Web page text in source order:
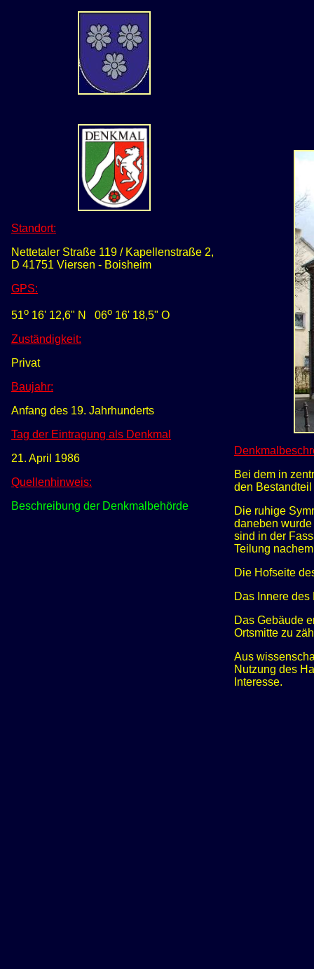
Standort:
Nettetaler Straße 119 / Kapellenstraße 2,
D 41751 Viersen - Boisheim
GPS:
51o 16' 12,6" N 06o 16' 18,5" O
Zuständigkeit:
Privat
Baujahr:
Anfang des 19. Jahrhunderts
Tag der Eintragung als Denkmal
21. April 1986
Quellenhinweis:
Beschreibung der Denkmalbehörde
Bei dem in
den
Die ruhige
daneben
sind in der
Teilung
Die Hofseite
Das Innere
Das Gebäude
Ortsmitte zu
Aus
Nutzung des
Interesse.